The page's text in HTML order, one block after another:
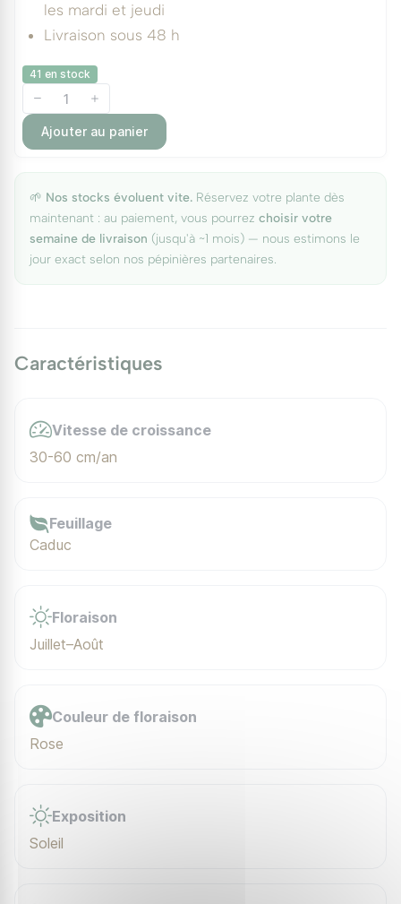
les mardi et jeudi
Livraison sous 48 h
41 en stock
Ajouter au panier
🌱 Nos stocks évoluent vite. Réservez votre plante dès
maintenant : au paiement, vous pourrez choisir votre
semaine de livraison (jusqu'à ~1 mois) — nous estimons le
jour exact selon nos pépinières partenaires.
Caractéristiques
Vitesse de croissance
30-60 cm/an
Feuillage
Caduc
Floraison
Juillet–Août
Couleur de floraison
Rose
Exposition
Soleil